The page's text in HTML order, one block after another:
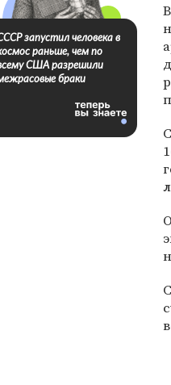
запустил человека в
раньше, чем по
США разрешили
браки